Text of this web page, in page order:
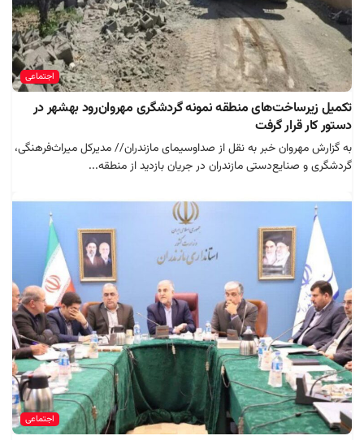
اجتماعی
تکمیل زیرساخت‌های منطقه نمونه گردشگری مهروان‌رود بهشهر در
دستور کار قرار گرفت
به گزارش مهروان خبر به نقل از صداوسیمای مازندران// مدیرکل میراث‌فرهنگی،
گردشگری و صنایع‌دستی مازندران در جریان بازدید از منطقه...
اجتماعی